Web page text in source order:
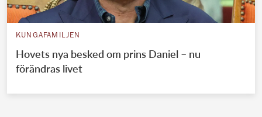
KUNGAFAMILJEN
Hovets nya besked om prins Daniel – nu
förändras livet